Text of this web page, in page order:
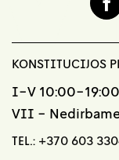
KONSTITUCIJOS
I-V 10:00-
VII -
TEL.: +370 603